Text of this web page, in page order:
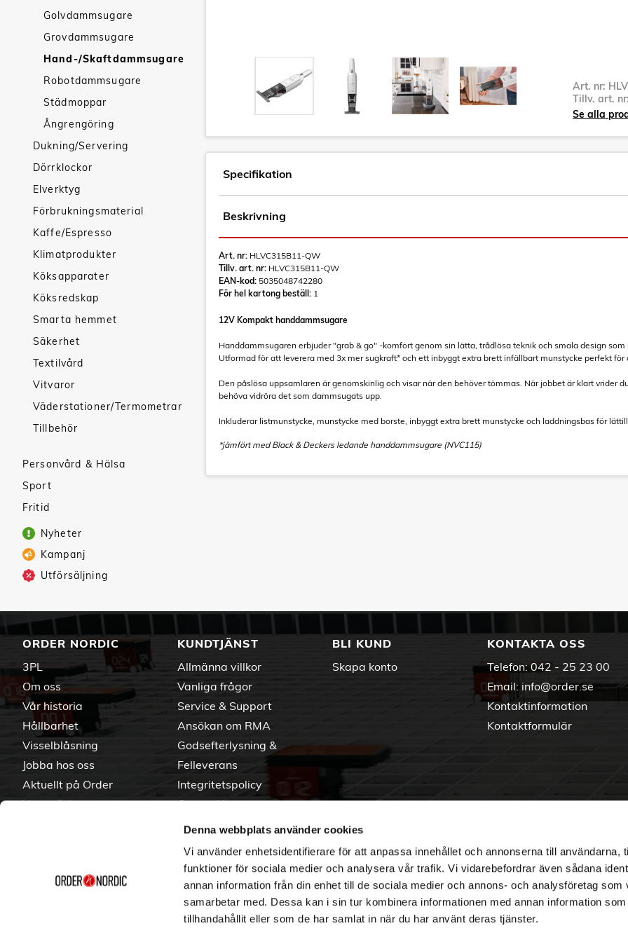
Denna webbplats använder cookies
Vi använder enhetsidentifierare för att anpassa innehållet och annonserna till användarna,
funktioner för sociala medier och analysera vår trafik. Vi vidarebefordrar även sådana
annan information från din enhet till de sociala medier och annons- och analysföretag som
samarbetar med. Dessa kan i sin tur kombinera informationen med annan information
tillhandahållit eller som de har samlat in när du har använt deras tjänster.
Golvdammsugare
Grovdammsugare
Hand-/Skaftdammsugare
Robotdammsugare
Städmoppar
Ångrengöring
Dukning/Servering
Dörrklockor
Elverktyg
Förbrukningsmaterial
Kaffe/Espresso
Klimatprodukter
Köksapparater
Köksredskap
Smarta hemmet
Säkerhet
Textilvård
Vitvaror
Väderstationer/Termometrar
Tillbehör
Personvård & Hälsa
Sport
Fritid
Nyheter
Kampanj
Utförsäljning
Art. nr:
Tillv. art.
Se alla
Specifikation
Beskrivning
Art. nr: HLVC315B11-QW
Tillv. art. nr: HLVC315B11-QW
EAN-kod: 5035048742280
För hel kartong beställ: 1
12V Kompakt handdammsugare
Handdammsugaren erbjuder "grab & go" -komfort genom sin lätta, trådlösa teknik och smala design
Utformad för att leverera med 3x mer sugkraft* och ett inbyggt extra brett infällbart munstycke perfekt
Den påslösa uppsamlaren är genomskinlig och visar när den behöver tömmas. När jobbet är klart
behöva vidröra det som dammsugats upp.
Inkluderar listmunstycke, munstycke med borste, inbyggt extra brett munstycke och laddningsbas för
*jämfört med Black & Deckers ledande handdammsugare (NVC115)
ORDER NORDIC
3PL
Om oss
Vår historia
Hållbarhet
Visselblåsning
Jobba hos oss
Aktuellt på Order
Varumärken
KUNDTJÄNST
Allmänna villkor
Vanliga frågor
Service & Support
Ansökan om RMA
Godsefterlysning &
Felleverans
Integritetspolicy
Om cookies
BLI KUND
Skapa konto
KONTAKTA OSS
Telefon: 042 - 25 23 00
Email: info@order.se
Kontaktinformation
Kontaktformulär